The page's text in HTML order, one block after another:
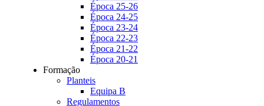
Época 25-26
Época 24-25
Época 23-24
Época 22-23
Época 21-22
Época 20-21
Formação
Planteis
Equipa B
Regulamentos